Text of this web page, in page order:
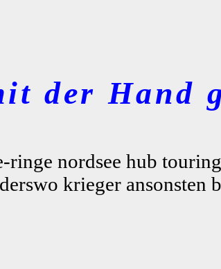
der Hand
nordsee hub
krieger ansonsten